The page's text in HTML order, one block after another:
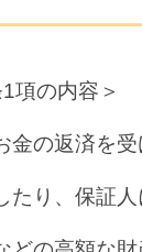
項の内容＞
の返済を受
り、保証人